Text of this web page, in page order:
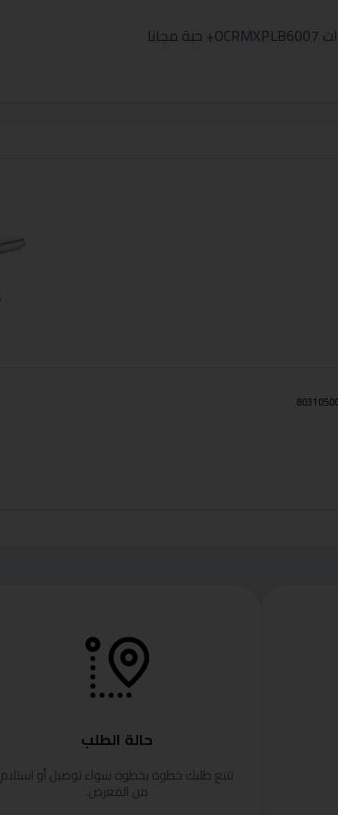
حالة الطلب
تتبع طلبك خطوة بخطوة سواء توصيل أو استلام
من المعرض.